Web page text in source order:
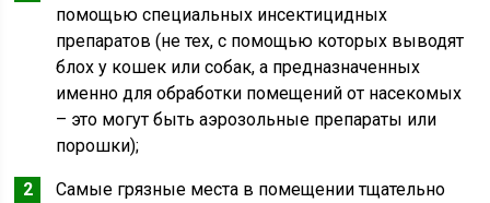
помощью специальных инсектицидных
препаратов (не тех, с помощью которых выводят
блох у кошек или собак, а предназначенных
именно для обработки помещений от насекомых
– это могут быть аэрозольные препараты или
порошки);
Самые грязные места в помещении тщательно